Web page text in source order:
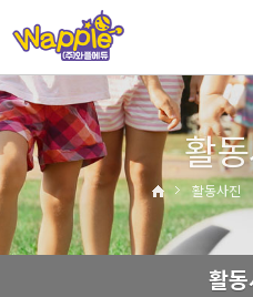
활
활동사진
활